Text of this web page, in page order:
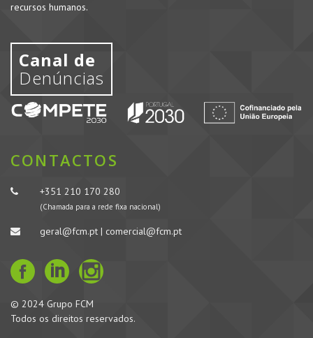
recursos humanos.
Canal de
Denúncias
CONTACTOS
+351 210 170 280
(Chamada para a rede fixa nacional)
geral@fcm.pt | comercial@fcm.pt
© 2024 Grupo FCM
Todos os direitos reservados.